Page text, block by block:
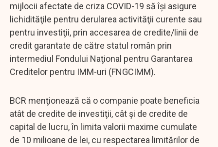
mijlocii afectate de criza COVID-19 să îşi asigure
lichidităţile pentru derularea activităţii curente sau
pentru investiţii, prin accesarea de credite/linii de
credit garantate de către statul român prin
intermediul Fondului Naţional pentru Garantarea
Creditelor pentru IMM-uri (FNGCIMM).
BCR menţionează că o companie poate beneficia
atât de credite de investiţii, cât şi de credite de
capital de lucru, în limita valorii maxime cumulate
de 10 milioane de lei, cu respectarea limitărilor de